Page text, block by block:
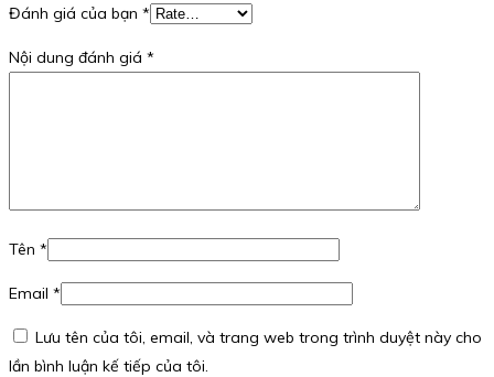
Đánh giá của bạn *
Nội dung đánh giá *
Tên *
Email *
Lưu tên của tôi, email, và trang web trong trình duyệt này cho
lần bình luận kế tiếp của tôi.